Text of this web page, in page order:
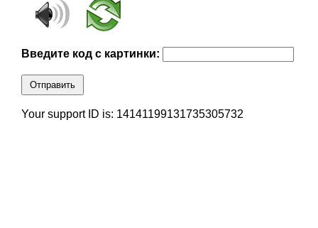
Введите код с картинки:
Отправить
Your support ID is: 14141199131735305732